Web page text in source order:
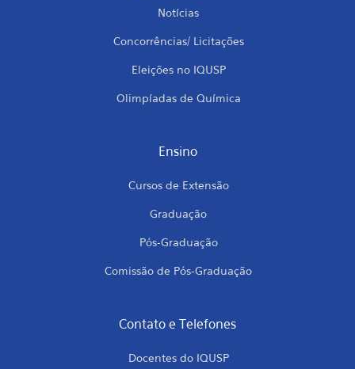
Notícias
Concorrências/ Licitações
Eleições no IQUSP
Olimpíadas de Química
Ensino
Cursos de Extensão
Graduação
Pós-Graduação
Comissão de Pós-Graduação
Contato e Telefones
Docentes do IQUSP